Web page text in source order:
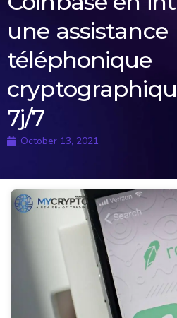
une assistance
téléphonique
7j/7
October 13, 2021